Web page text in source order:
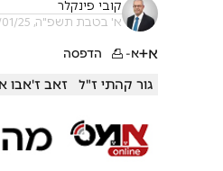
קובי פינקלר
א' בטבת תשפ"ה, 01/01/25 11:01
א+א- הדפסה
גור קהתי ז"ל זאב ז'אבו